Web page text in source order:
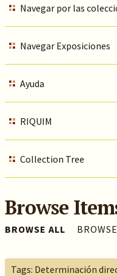
Navegar por las
Navegar Exposiciones
Ayuda
RIQUIM
Collection Tree
Browse
BROWSE ALL
Tags: Determinación